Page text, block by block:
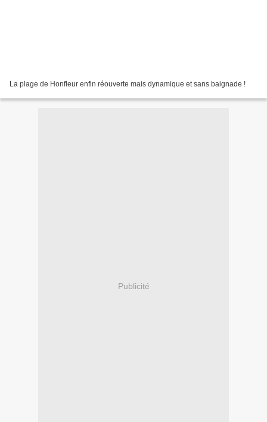
La plage de Honfleur enfin réouverte mais dynamique et sans baignade !
Publicité